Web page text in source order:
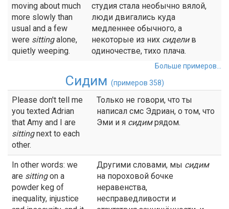
moving about much
more slowly than
usual and a few
were sittingalone,
quietly weeping.
студия стала необычно вялой,
люди двигались куда
медленнее обычного, а
некоторые из них сиделив
одиночестве, тихо плача.
Больше примеров...
Сидим (примеров 358)
Please don't tell me
you texted Adrian
that Amy and I are
sittingnext to each
other.
Только не говори, что ты
написал смс Эдриан, о том, что
Эми и я сидимрядом.
In other words: we
are sittingon a
powder keg of
inequality, injustice
Другими словами, мы сидим
на пороховой бочке
неравенства,
несправедливости и